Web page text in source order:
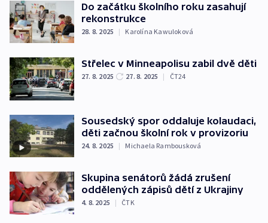
Do začátku školního roku zasahují
rekonstrukce
28. 8. 2025 | Karolína Kawuloková
Střelec v Minneapolisu zabil dvě děti
27. 8. 2025 27. 8. 2025 | ČT24
Sousedský spor oddaluje kolaudaci,
děti začnou školní rok v provizoriu
24. 8. 2025 | Michaela Rambousková
Skupina senátorů žádá zrušení
oddělených zápisů dětí z Ukrajiny
4. 8. 2025 | ČTK